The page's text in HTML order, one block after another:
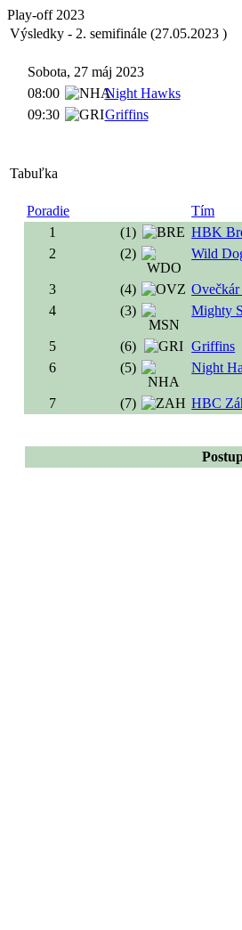
Play-off 2023
Výsledky - 2. semifinále (27.05.2023 )
Sobota, 27 máj 2023
08:00
Night Hawks
09:30
Griffins
Tabuľka
Poradie
Tím
1
(1)
HBK
2
(2) Wild
3 (4)
4
(3) Mighty
5 (6)
Griffins
6
(5) Night
7 (7) HBC